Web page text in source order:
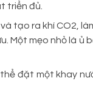
triển đủ.
tạo ra khí CO2,
Một mẹo nhỏ là ủ
đặt một khay